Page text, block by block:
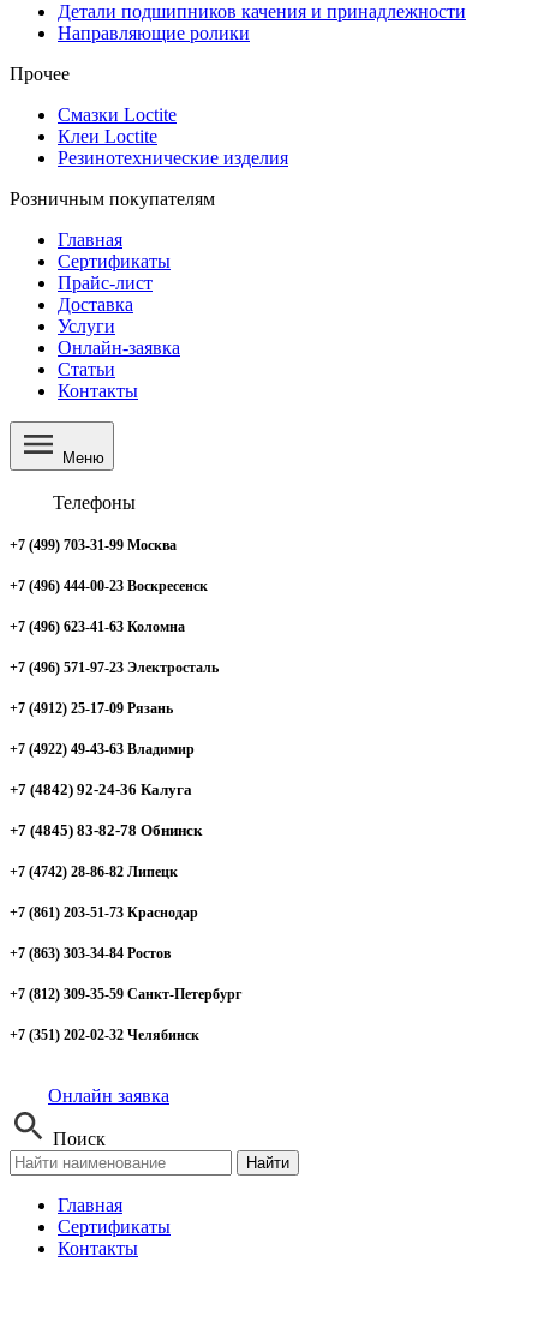
Детали подшипников качения и принадлежности
Направляющие ролики
Прочее
Смазки Loctite
Клеи Loctite
Резинотехнические изделия
Розничным покупателям
Главная
Сертификаты
Прайс-лист
Доставка
Услуги
Онлайн-заявка
Статьи
Контакты
Меню
Телефоны
+7 (499) 703-31-99 Москва
+7 (496) 444-00-23 Воскресенск
+7 (496) 623-41-63 Коломна
+7 (496) 571-97-23 Электросталь
+7 (4912) 25-17-09 Рязань
+7 (4922) 49-43-63 Владимир
+7 (4842) 92-24-36 Калуга
+7 (4845) 83-82-78 Обнинск
+7 (4742) 28-86-82 Липецк
+7 (861) 203-51-73 Краснодар
+7 (863) 303-34-84 Ростов
+7 (812) 309-35-59 Санкт-Петербург
+7 (351) 202-02-32 Челябинск
Онлайн заявка
Поиск
Найти
Главная
Сертификаты
Контакты